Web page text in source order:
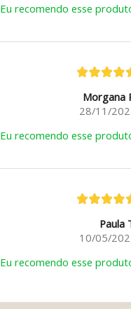
Eu recomendo esse
Morgana
28/11/
Eu recomendo esse
Paula
10/05/
Eu recomendo esse